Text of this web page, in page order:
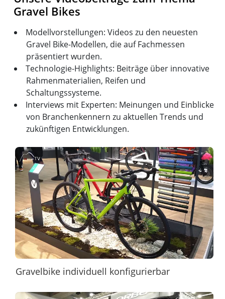
Gravel Bikes
Modellvorstellungen: Videos zu den neuesten
Gravel Bike-Modellen, die auf Fachmessen
präsentiert wurden.
Technologie-Highlights: Beiträge über innovative
Rahmenmaterialien, Reifen und
Schaltungssysteme.
Interviews mit Experten: Meinungen und Einblicke
von Branchenkennern zu aktuellen Trends und
zukünftigen Entwicklungen.
Gravelbike individuell konfigurierbar